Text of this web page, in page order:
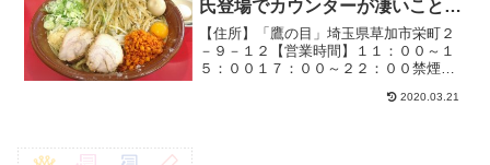
氏登場でカウンターが凄いことに
【総量約１２ｋ】
【住所】「鷹の目」埼玉県草加市栄町２
－９－１２【営業時間】１１：００～１
５：００１７：００～２２：００禁煙テ
立体駐車場なのでそちらに停めると便
2020.03.21